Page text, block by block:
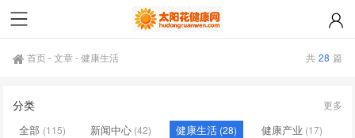
首页-文章-健康生活 共 28 篇
分类
全部 (115) 新闻中心 (42) 健康生活 (28) 健康产业 (17)
更多